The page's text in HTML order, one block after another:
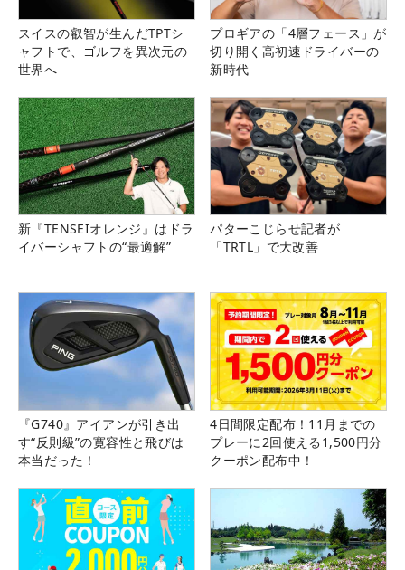
スイスの叡智が生んだTPTシ
ャフトで、ゴルフを異次元の
世界へ
プロギアの「4層フェース」が
切り開く高初速ドライバーの
新時代
新『TENSEIオレンジ』はドラ
イバーシャフトの“最適解”
パターこじらせ記者が
「TRTL」で大改善
『G740』アイアンが引き出
す“反則級”の寛容性と飛びは
本当だった！
4日間限定配布！11月までの
プレーに2回使える1,500円分
クーポン配布中！